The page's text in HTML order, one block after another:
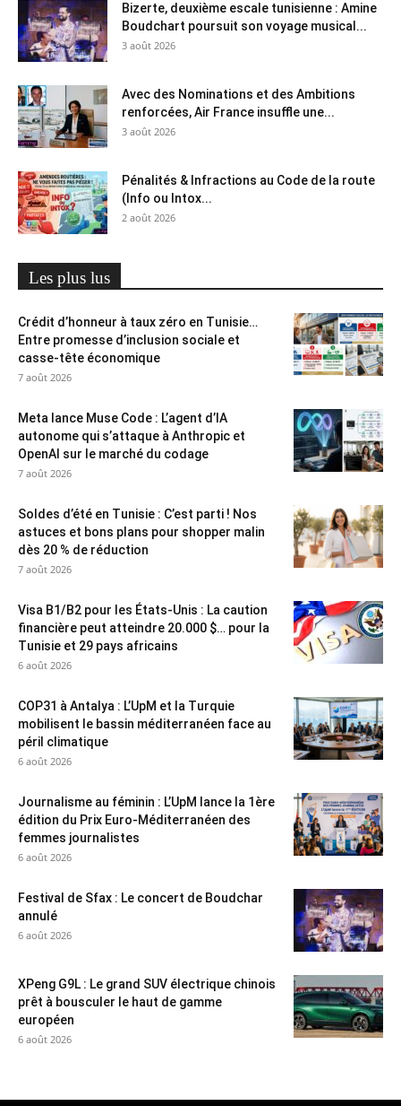
Bizerte, deuxième escale tunisienne : Amine
Boudchart poursuit son voyage musical...
3 août 2026
Avec des Nominations et des Ambitions
renforcées, Air France insuffle une...
3 août 2026
Pénalités & Infractions au Code de la route
(Info ou Intox...
2 août 2026
Les plus lus
Crédit d’honneur à taux zéro en Tunisie…
Entre promesse d’inclusion sociale et
casse-tête économique
7 août 2026
Meta lance Muse Code : L’agent d’IA
autonome qui s’attaque à Anthropic et
OpenAI sur le marché du codage
7 août 2026
Soldes d’été en Tunisie : C’est parti ! Nos
astuces et bons plans pour shopper malin
dès 20 % de réduction
7 août 2026
Visa B1/B2 pour les États-Unis : La caution
financière peut atteindre 20.000 $… pour la
Tunisie et 29 pays africains
6 août 2026
COP31 à Antalya : L’UpM et la Turquie
mobilisent le bassin méditerranéen face au
péril climatique
6 août 2026
Journalisme au féminin : L’UpM lance la 1ère
édition du Prix Euro-Méditerranéen des
femmes journalistes
6 août 2026
Festival de Sfax : Le concert de Boudchar
annulé
6 août 2026
XPeng G9L : Le grand SUV électrique chinois
prêt à bousculer le haut de gamme
européen
6 août 2026